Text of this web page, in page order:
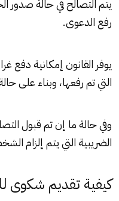
يتم التصالح في حالة صدور
رفع الدعوى.
يوفر القانون إمكانية دفع
التي تم رفعها، وبناء على
وفي حالة ما إن تم قبول
الضريبية التي يتم إلزام
كيفية تقديم شكوى